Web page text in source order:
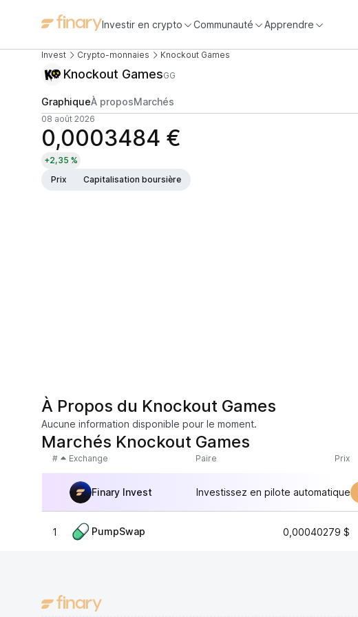
Investir en crypto Communauté Apprendre
Invest Crypto-monnaies Knockout Games
Knockout GamesGG
GraphiqueÀ proposMarchés
08 août 2026
0,0003484 €
+2,35 %
Prix
Capitalisation boursière
À Propos du Knockout Games
Aucune information disponible pour le moment.
Marchés Knockout Games
# Exchange Paire Prix
Finary Invest Investissez en pilote automatique
1 PumpSwap 0,00040279 $